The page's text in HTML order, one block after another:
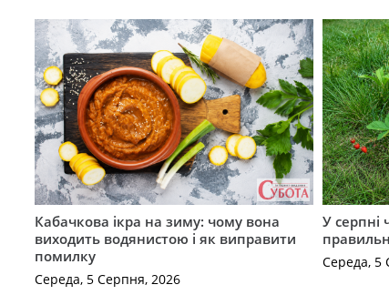
Кабачкова ікра на зиму: чому вона
виходить водянистою і як виправити
помилку
Середа, 5 Серпня, 2026
У серпні
Середа, 5